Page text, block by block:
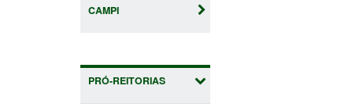
CAMPI
PRÓ-REITORIAS